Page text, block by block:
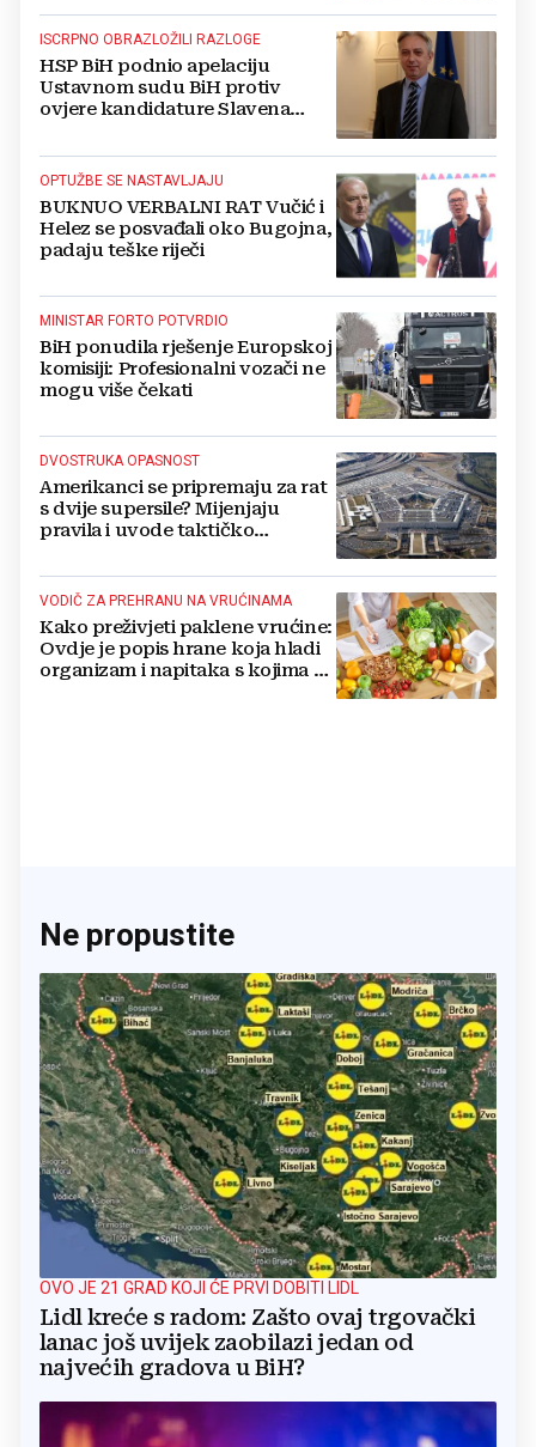
ISCRPNO OBRAZLOŽILI RAZLOGE
HSP BiH podnio apelaciju
Ustavnom sudu BiH protiv
ovjere kandidature Slavena
OPTUŽBE SE NASTAVLJAJU
BUKNUO VERBALNI RAT Vučić i
Helez se posvađali oko Bugojna,
padaju teške riječi
MINISTAR FORTO POTVRDIO
BiH ponudila rješenje Europskoj
komisiji: Profesionalni vozači ne
mogu više čekati
DVOSTRUKA OPASNOST
Amerikanci se pripremaju za rat
s dvije supersile? Mijenjaju
pravila i uvode taktičko
VODIČ ZA PREHRANU NA VRUĆINAMA
Kako preživjeti paklene vrućine:
Ovdje je popis hrane koja hladi
organizam i napitaka s kojima si
Ne propustite
OVO JE 21 GRAD KOJI ĆE PRVI DOBITI LIDL
Lidl kreće s radom: Zašto ovaj trgovački
lanac još uvijek zaobilazi jedan od
najvećih gradova u BiH?